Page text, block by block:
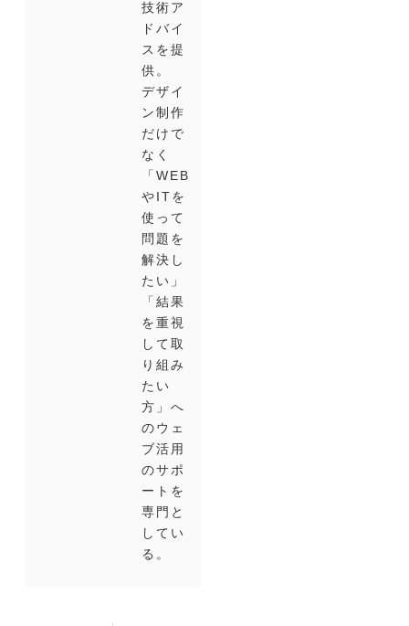
技術ア
ドバイ
スを提
供。
デザイ
ン制作
だけで
なく
「WEB
やITを
使って
問題を
解決し
たい」
「結果
を重視
して取
り組み
たい
方」へ
のウェ
ブ活用
のサポ
ートを
専門と
してい
る。